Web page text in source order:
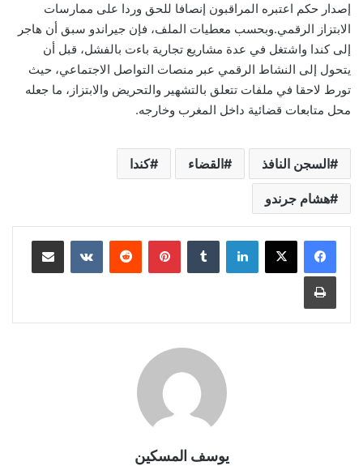
إصدار حكم اعتبره المراقبون إنصافا للحق وردا على ممارسات
الابتزاز الرقمي.وبحسب معطيات الملف، فإن جيراندو سبق أن هاجر
إلى كندا واشتغل في عدة مشاريع تجارية باءت بالفشل، قبل أن
يتحول إلى النشاط الرقمي عبر منصات التواصل الاجتماعي، حيث
تورط لاحقا في ملفات تتعلق بالتشهير والتحريض والابتزاز، ما جعله
محل متابعات قضائية داخل المغرب وخارجه.
السجن النافذ القضاء كندا
هشام جرندو
لينكدإن بينتيريست مشاركة عبر البريد
طباعة
يوسف المسكين